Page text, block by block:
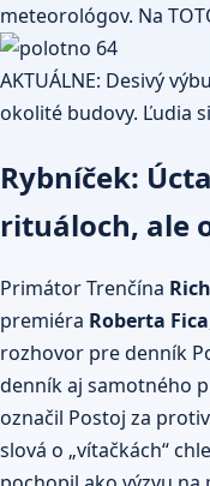
meteorológov. Na
AKTUÁLNE: Desivý
okolité budovy. Ľudia
Rybníček:
rituáloch, ale
Primátor Trenčína
premiéra Roberta Fica
rozhovor pre denník
denník aj samotného
označil Postoj za
slová o „vítačkách“